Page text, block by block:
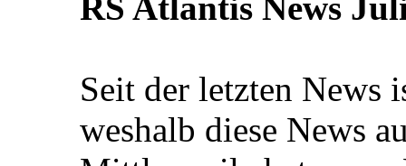
RS Atlantis News
Seit der letzten News
weshalb diese News